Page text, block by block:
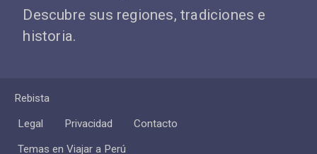
Descubre sus regiones, tradiciones e
historia.
Rebista
Legal
Privacidad
Contacto
Temas en Viajar a Perú